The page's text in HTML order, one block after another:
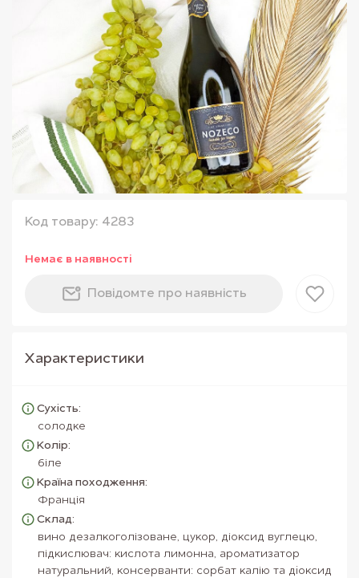
Код товару: 4283
Немає в наявностi
Повiдомте про наявнiсть
Характеристики
Сухість:
солодке
Колір:
біле
Країна походження:
Франція
Склад:
вино дезалкоголізоване, цукор, діоксид вуглецю,
підкислювач: кислота лимонна, ароматизатор
натуральний, консерванти: сорбат калію та дiоксид